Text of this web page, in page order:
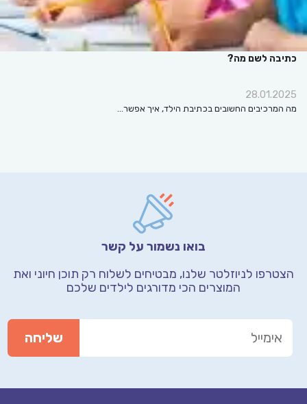
כתיבה לשם מה?
28.01.2025
מה המרכיבים החשובים בכתיבת הילד, איך אפשר…
בואו נשמור על קשר
הצטרפו לניוזלטר שלנו, מבטיחים לשלוח רק תוכן חיוני ואת
המוצרים הכי מדורגים לילדים שלכם